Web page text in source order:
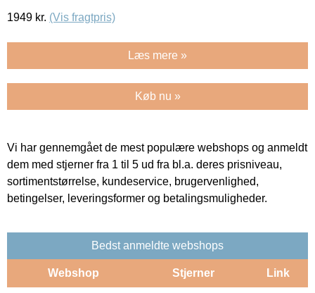
1949 kr. (Vis fragtpris)
Læs mere »
Køb nu »
Vi har gennemgået de mest populære webshops og anmeldt
dem med stjerner fra 1 til 5 ud fra bl.a. deres prisniveau,
sortimentstørrelse, kundeservice, brugervenlighed,
betingelser, leveringsformer og betalingsmuligheder.
Bedst anmeldte webshops
Webshop Stjerner Link